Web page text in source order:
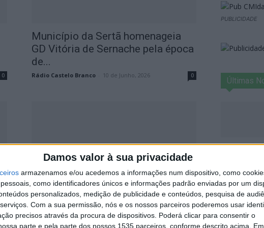
Damos valor à sua privacidade
armazenamos e/ou acedemos a informações num dispositivo, como
como identificadores únicos e informações padrão enviadas por um
personalizados, medição de publicidade e conteúdos, pesquisa de
Com a sua permissão, nós e os nossos parceiros poderemos usar
precisos através da procura de dispositivos. Poderá clicar para consentir o
parte e pela parte dos nossos 1535 parceiros, conforme descrito acima. Em
0
Município da Sertã homenageia
GD Vitória de Sernache pela época
de...
Rádio Castelo Branco 10 de Junho, 2026 0
Feira do Caracol Belmiro
Domingos chegou de novo a
Cernache do...
PUBLICIDADE
Últimas
restauro
6 de Agosto, 2026